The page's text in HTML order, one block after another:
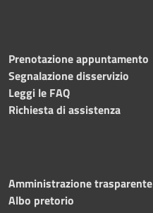
Prenotazione appuntamento
Segnalazione disservizio
Leggi le FAQ
Richiesta di assistenza
Amministrazione trasparente
Albo pretorio